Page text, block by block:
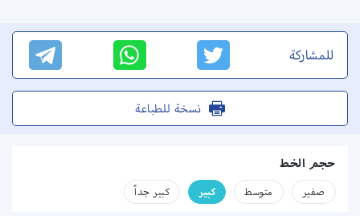
للمشاركة
نسخة للطباعة
حجم الخط
صفير متوسط كبير كبير جداً